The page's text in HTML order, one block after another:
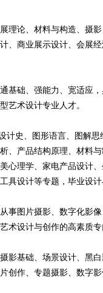
论、材料与构造、摄影
、商业展示设计、会展
础、强能力、宽适应，
艺术设计专业人才。
史、图形语言、图解思
、产品结构原理、材料
心理学、家电产品设计
具设计等专题，毕业设
图片摄影、数字化影像
术设计与创作的高素质
基础、场景设计、黑白
创作、专题摄影、数字